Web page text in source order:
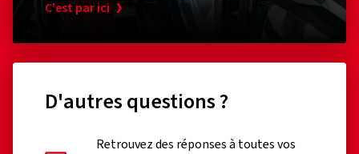
C'est par ici
D'autres questions ?
Retrouvez des réponses à toutes vos